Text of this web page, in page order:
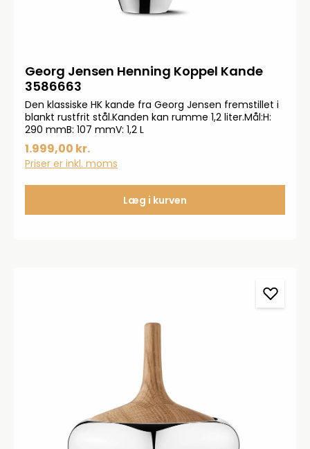
Georg Jensen Henning Koppel Kande
3586663
Den klassiske HK kande fra Georg Jensen fremstillet i
blankt rustfrit stål.Kanden kan rumme 1,2 liter.Mål:H:
290 mmB: 107 mmV: 1,2 L
1.999,00 kr.
Priser er inkl. moms
Læg i kurven